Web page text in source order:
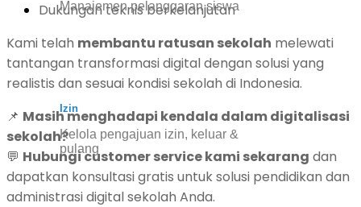
Manajemen pelanggaran siswa
Izin
Kelola pengajuan izin, keluar &
pulang
Dukungan teknis berkelanjutan
Kami telah membantu ratusan sekolah melewati
tantangan transformasi digital dengan solusi yang
realistis dan sesuai kondisi sekolah di Indonesia.
📌 Masih menghadapi kendala dalam digitalisasi
sekolah?
💬 Hubungi customer service kami sekarang dan
dapatkan konsultasi gratis untuk solusi pendidikan dan
administrasi digital sekolah Anda.